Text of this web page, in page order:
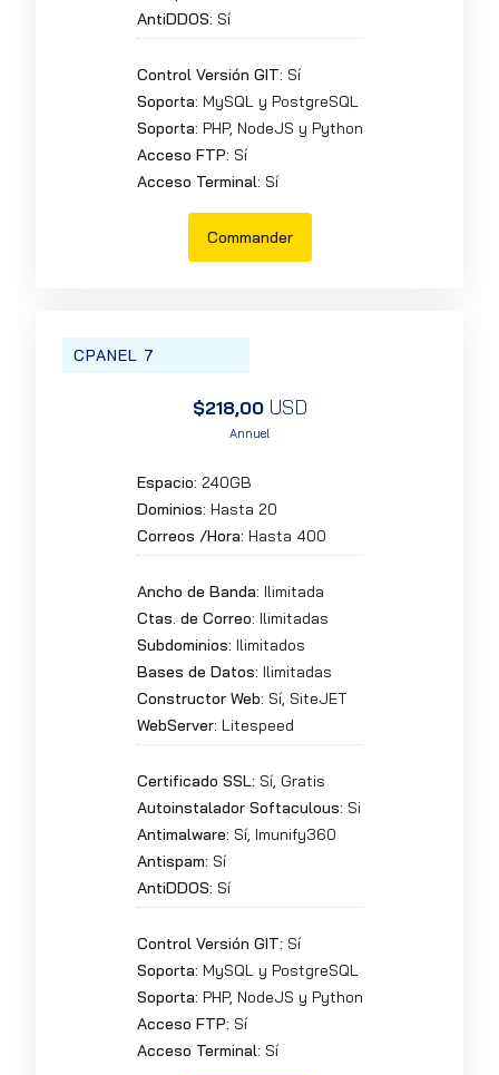
AntiDDOS: Sí
Control Versión GIT: Sí
Soporta: MySQL y PostgreSQL
Soporta: PHP, NodeJS y Python
Acceso FTP: Sí
Acceso Terminal: Sí
Commander
CPANEL 7
$218,00 USD
Annuel
Espacio: 240GB
Dominios: Hasta 20
Correos /Hora: Hasta 400
Ancho de Banda: Ilimitada
Ctas. de Correo: Ilimitadas
Subdominios: Ilimitados
Bases de Datos: Ilimitadas
Constructor Web: Sí, SiteJET
WebServer: Litespeed
Certificado SSL: Sí, Gratis
Autoinstalador Softaculous: Si
Antimalware: Sí, Imunify360
Antispam: Sí
AntiDDOS: Sí
Control Versión GIT: Sí
Soporta: MySQL y PostgreSQL
Soporta: PHP, NodeJS y Python
Acceso FTP: Sí
Acceso Terminal: Sí